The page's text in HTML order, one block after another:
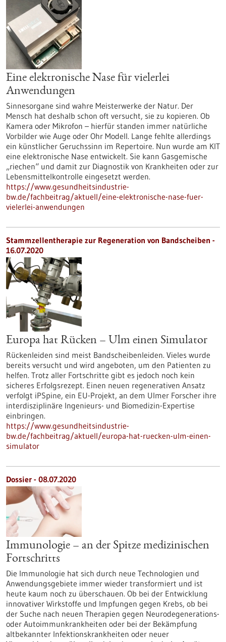
Eine elektronische Nase für vielerlei
Anwendungen
Sinnesorgane sind wahre Meisterwerke der Natur. Der
Mensch hat deshalb schon oft versucht, sie zu kopieren. Ob
Kamera oder Mikrofon – hierfür standen immer natürliche
Vorbilder wie Auge oder Ohr Modell. Lange fehlte allerdings
ein künstlicher Geruchssinn im Repertoire. Nun wurde am KIT
eine elektronische Nase entwickelt. Sie kann Gasgemische
„riechen“ und damit zur Diagnostik von Krankheiten oder zur
Lebensmittelkontrolle eingesetzt werden.
https://www.gesundheitsindustrie-
bw.de/fachbeitrag/aktuell/eine-elektronische-nase-fuer-
vielerlei-anwendungen
Stammzellentherapie zur Regeneration von Bandscheiben -
16.07.2020
Europa hat Rücken – Ulm einen Simulator
Rückenleiden sind meist Bandscheibenleiden. Vieles wurde
bereits versucht und wird angeboten, um den Patienten zu
helfen. Trotz aller Fortschritte gibt es jedoch noch kein
sicheres Erfolgsrezept. Einen neuen regenerativen Ansatz
verfolgt iPSpine, ein EU-Projekt, an dem Ulmer Forscher ihre
interdisziplinäre Ingenieurs- und Biomedizin-Expertise
einbringen.
https://www.gesundheitsindustrie-
bw.de/fachbeitrag/aktuell/europa-hat-ruecken-ulm-einen-
simulator
Dossier - 08.07.2020
Immunologie – an der Spitze medizinischen
Fortschritts
Die Immunologie hat sich durch neue Technologien und
Anwendungsgebiete immer wieder transformiert und ist
heute kaum noch zu überschauen. Ob bei der Entwicklung
innovativer Wirkstoffe und Impfungen gegen Krebs, ob bei
der Suche nach neuen Therapien gegen Neurodegenerations-
oder Autoimmunkrankheiten oder bei der Bekämpfung
altbekannter Infektionskrankheiten oder neuer